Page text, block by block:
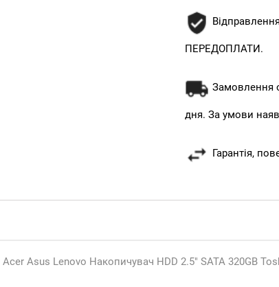
ПЕРЕДОПЛАТИ.
Замовлення
дня. За умови
Гарантія,
Asus Lenovo Накопичувач HDD 2.5" SATA 320GB